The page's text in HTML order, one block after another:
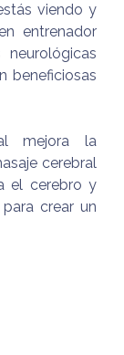
viendo y
entrenador
beneficiosas
mejora la
cerebral
el cerebro y
crear un